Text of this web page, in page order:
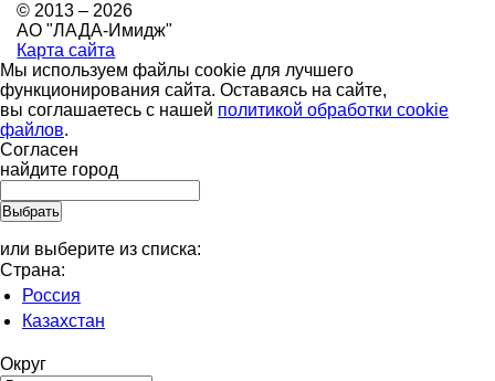
© 2013 – 2026
АО "ЛАДА-Имидж"
Карта сайта
Мы используем файлы cookie для лучшего
функционирования сайта. Оставаясь на сайте,
вы соглашаетесь с нашей политикой обработки cookie
файлов.
Согласен
найдите город
или выберите из списка:
Страна:
Россия
Казахстан
Округ